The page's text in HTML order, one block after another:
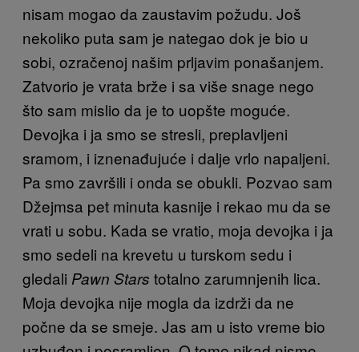
nisam mogao da zaustavim požudu. Još
nekoliko puta sam je nategao dok je bio u
sobi, ozračenoj našim prljavim ponašanjem.
Zatvorio je vrata brže i sa više snage nego
što sam mislio da je to uopšte moguće.
Devojka i ja smo se stresli, preplavljeni
sramom, i iznenađujuće i dalje vrlo napaljeni.
Pa smo završili i onda se obukli. Pozvao sam
Džejmsa pet minuta kasnije i rekao mu da se
vrati u sobu. Kada se vratio, moja devojka i ja
smo sedeli na krevetu u turskom sedu i
gledali Pawn Stars totalno zarumnjenih lica.
Moja devojka nije mogla da izdrži da ne
počne da se smeje. Jas am u isto vreme bio